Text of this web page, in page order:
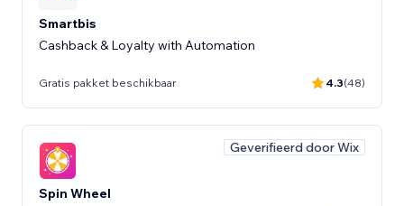
Smartbis
Cashback & Loyalty with Automation
Gratis pakket beschikbaar 4.3(48)
Geverifieerd door Wix
Spin Wheel